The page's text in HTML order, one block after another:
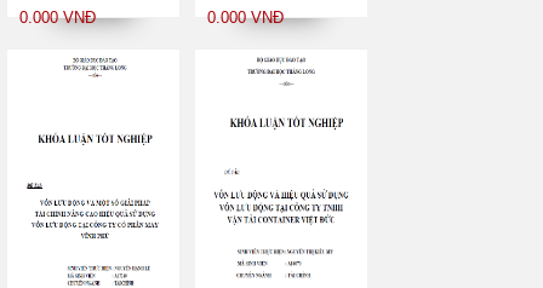
Châu Hưng
0.000 VNĐ
ty Cổ phần Viễn
0.000 VNĐ